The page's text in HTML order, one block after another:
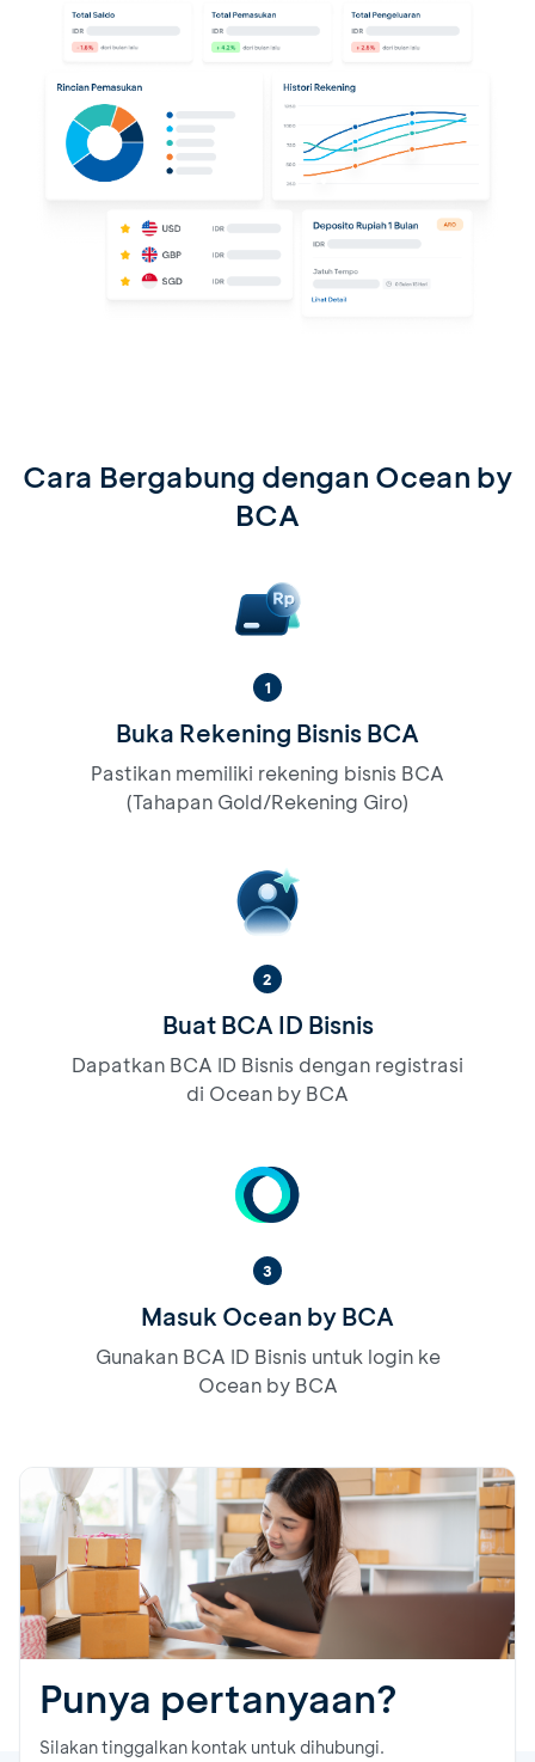
Cara Bergabung dengan Ocean by
BCA
1
Buka Rekening Bisnis BCA
Pastikan memiliki rekening bisnis BCA
(Tahapan Gold/Rekening Giro)
2
Buat BCA ID Bisnis
Dapatkan BCA ID Bisnis dengan registrasi
di Ocean by BCA
3
Masuk Ocean by BCA
Gunakan BCA ID Bisnis untuk login ke
Ocean by BCA
Punya pertanyaan?
Silakan tinggalkan kontak untuk dihubungi.